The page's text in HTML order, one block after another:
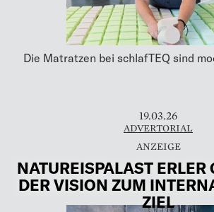
Die Matratzen bei schlafTEQ sind
19.03.26
ADVERTORIAL
NATUREISPALAST ERLER
DER VISION ZUM
ZIEL